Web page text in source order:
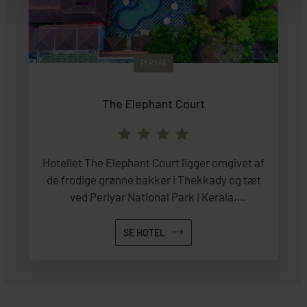
PERIYAR
The Elephant Court
Hotellet The Elephant Court ligger omgivet af
de frodige grønne bakker i Thekkady og tæt
ved Periyar National Park i Kerala.
sikkerhedsbokse, fladskærmstv og Wi-Fi. De
fleste værelser har også en privat balkon
SE HOTEL